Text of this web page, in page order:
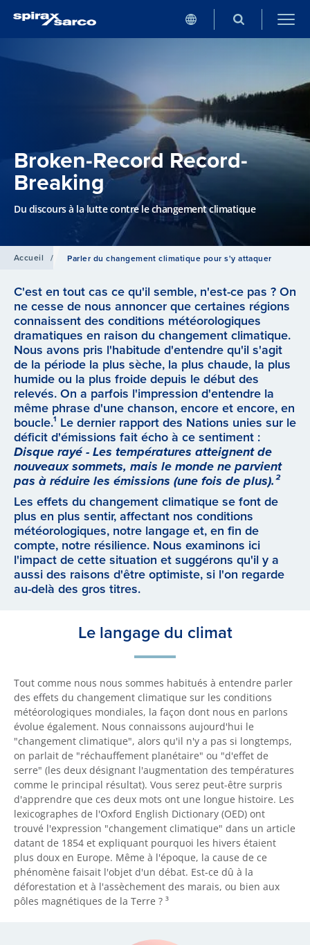
Broken-Record Record-
Breaking
Du discours à la lutte contre le changement climatique
Accueil / Parler du changement climatique pour s'y attaquer
C'est en tout cas ce qu'il semble, n'est-ce pas ? On
ne cesse de nous annoncer que certaines régions
connaissent des conditions météorologiques
dramatiques en raison du changement climatique.
Nous avons pris l'habitude d'entendre qu'il s'agit
de la période la plus sèche, la plus chaude, la plus
humide ou la plus froide depuis le début des
relevés. On a parfois l'impression d'entendre la
même phrase d'une chanson, encore et encore, en
boucle.¹ Le dernier rapport des Nations unies sur le
déficit d'émissions fait écho à ce sentiment :
Disque rayé - Les températures atteignent de
nouveaux sommets, mais le monde ne parvient
pas à réduire les émissions (une fois de plus).²
Les effets du changement climatique se font de
plus en plus sentir, affectant nos conditions
météorologiques, notre langage et, en fin de
compte, notre résilience. Nous examinons ici
l'impact de cette situation et suggérons qu'il y a
aussi des raisons d'être optimiste, si l'on regarde
au-delà des gros titres.
Le langage du climat
Tout comme nous nous sommes habitués à entendre parler
des effets du changement climatique sur les conditions
météorologiques mondiales, la façon dont nous en parlons
évolue également. Nous connaissons aujourd'hui le
"changement climatique", alors qu'il n'y a pas si longtemps,
on parlait de "réchauffement planétaire" ou "d'effet de
serre" (les deux désignant l'augmentation des températures
comme le principal résultat). Vous serez peut-être surpris
d'apprendre que ces deux mots ont une longue histoire. Les
lexicographes de l'Oxford English Dictionary (OED) ont
trouvé l'expression "changement climatique" dans un article
datant de 1854 et expliquant pourquoi les hivers étaient
plus doux en Europe. Même à l'époque, la cause de ce
phénomène faisait l'objet d'un débat. Est-ce dû à la
déforestation et à l'assèchement des marais, ou bien aux
pôles magnétiques de la Terre ? ³